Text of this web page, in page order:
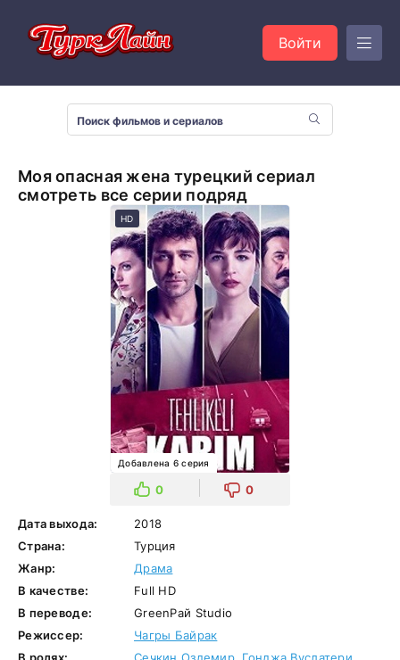
Войти
Моя опасная жена турецкий сериал
смотреть все серии подряд
HD
Добавлена 6 серия
0 0
Дата выхода:
2018
Страна:
Турция
Жанр:
Драма
В качестве:
Full HD
В переводе:
GreenРай Studio
Режиссер:
Чагры Байрак